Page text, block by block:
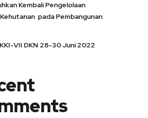
Kembali Pengelolaan
pada Pembangunan
VII DKN 28-30 Juni 2022